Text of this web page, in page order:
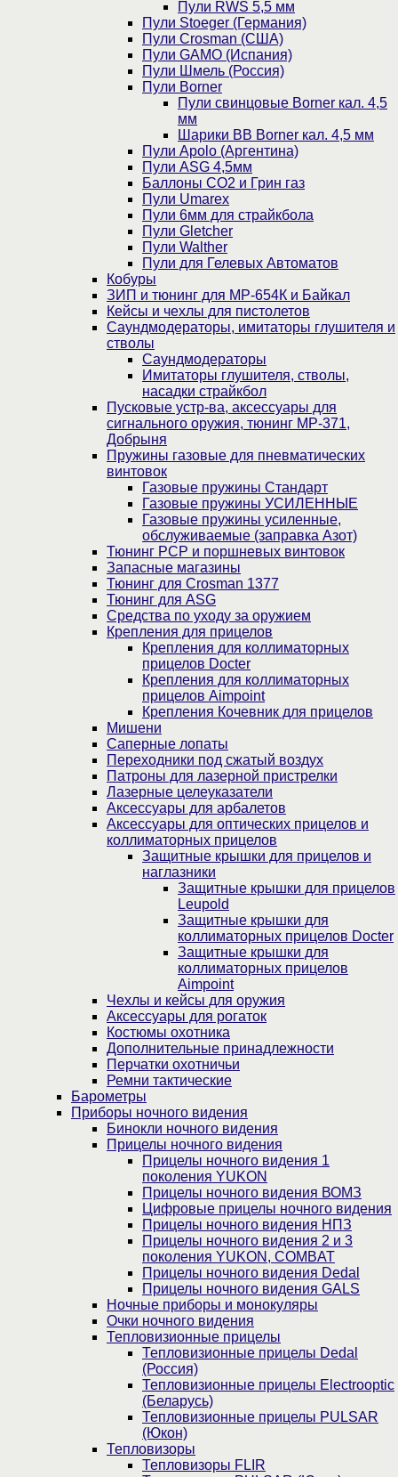
Пули RWS 5,5 мм
Пули Stoeger (Германия)
Пули Crosman (США)
Пули GAMO (Испания)
Пули Шмель (Россия)
Пули Borner
Пули свинцовые Borner кал. 4,5
мм
Шарики BB Borner кал. 4,5 мм
Пули Apolo (Аргентина)
Пули ASG 4,5мм
Баллоны CO2 и Грин газ
Пули Umarex
Пули 6мм для страйкбола
Пули Gletcher
Пули Walther
Пули для Гелевых Автоматов
Кобуры
ЗИП и тюнинг для МР-654К и Байкал
Кейсы и чехлы для пистолетов
Саундмодераторы, имитаторы глушителя и
стволы
Саундмодераторы
Имитаторы глушителя, стволы,
насадки страйкбол
Пусковые устр-ва, аксессуары для
сигнального оружия, тюнинг МР-371,
Добрыня
Пружины газовые для пневматических
винтовок
Газовые пружины Стандарт
Газовые пружины УСИЛЕННЫЕ
Газовые пружины усиленные,
обслуживаемые (заправка Азот)
Тюнинг PCP и поршневых винтовок
Запасные магазины
Тюнинг для Crosman 1377
Тюнинг для ASG
Средства по уходу за оружием
Крепления для прицелов
Крепления для коллиматорных
прицелов Docter
Крепления для коллиматорных
прицелов Aimpoint
Крепления Кочевник для прицелов
Мишени
Саперные лопаты
Переходники под сжатый воздух
Патроны для лазерной пристрелки
Лазерные целеуказатели
Аксессуары для арбалетов
Аксессуары для оптических прицелов и
коллиматорных прицелов
Защитные крышки для прицелов и
наглазники
Защитные крышки для прицелов
Leupold
Защитные крышки для
коллиматорных прицелов Docter
Защитные крышки для
коллиматорных прицелов
Aimpoint
Чехлы и кейсы для оружия
Аксессуары для рогаток
Костюмы охотника
Дополнительные принадлежности
Перчатки охотничьи
Ремни тактические
Барометры
Приборы ночного видения
Бинокли ночного видения
Прицелы ночного видения
Прицелы ночного видения 1
поколения YUKON
Прицелы ночного видения ВОМЗ
Цифровые прицелы ночного видения
Прицелы ночного видения НПЗ
Прицелы ночного видения 2 и 3
поколения YUKON, COMBAT
Прицелы ночного видения Dedal
Прицелы ночного видения GALS
Ночные приборы и монокуляры
Очки ночного видения
Тепловизионные прицелы
Тепловизионные прицелы Dedal
(Россия)
Тепловизионные прицелы Electrooptic
(Беларусь)
Тепловизионные прицелы PULSAR
(Юкон)
Тепловизоры
Тепловизоры FLIR